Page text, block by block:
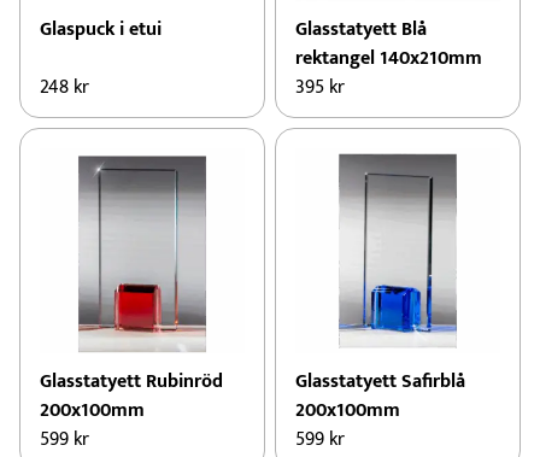
Glaspuck i etui
248kr
Glasstatyett Blå
rektangel 140x210mm
395kr
Glasstatyett Rubinröd
200x100mm
599kr
Glasstatyett Safirblå
200x100mm
599kr